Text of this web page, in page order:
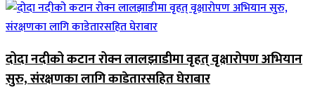
दोदा नदीको कटान रोक्न लालझाडीमा वृहत् वृक्षारोपण अभियान
सुरु, संरक्षणका लागि काडेतारसहित घेराबार